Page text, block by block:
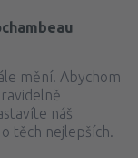
mění. Abychom
náš
těch nejlepších.